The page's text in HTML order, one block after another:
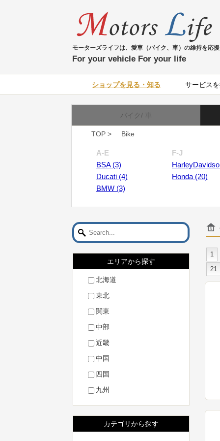
モーターズライフは、愛車（バイク、車）の維持を応援
For your vehicle For your life
ショップを見る・知る サービス
バイク/ 車
TOP > Bike
A-E
BSA (3)
Ducati (4)
BMW (3)
F-J
Honda (20)
エリアから探す
北海道
東北
関東
中部
近畿
中国
四国
九州
カテゴリから探す
1
21